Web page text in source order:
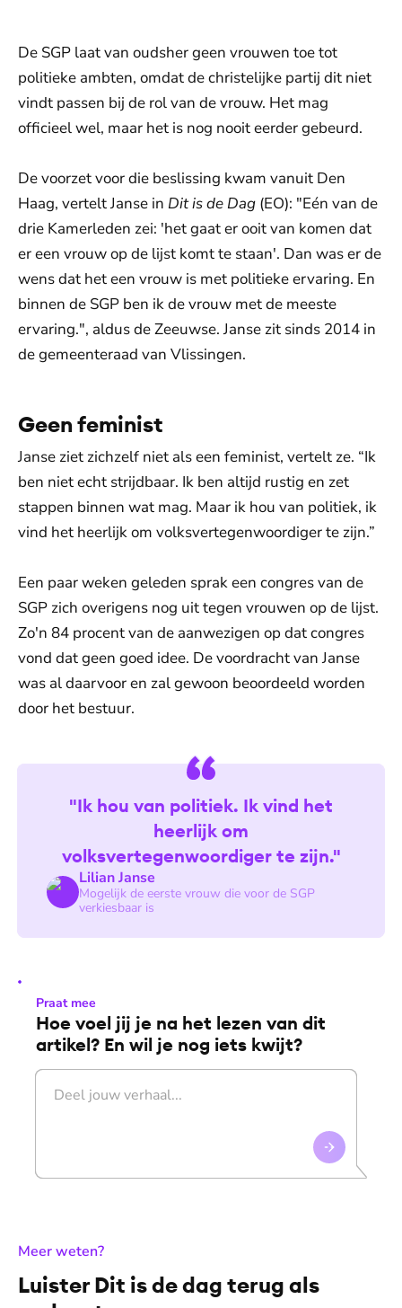
De SGP laat van oudsher geen vrouwen toe tot
politieke ambten, omdat de christelijke partij dit niet
vindt passen bij de rol van de vrouw. Het mag
officieel wel, maar het is nog nooit eerder gebeurd.
De voorzet voor die beslissing kwam vanuit Den
Haag, vertelt Janse in Dit is de Dag (EO): "Eén van de
drie Kamerleden zei: 'het gaat er ooit van komen dat
er een vrouw op de lijst komt te staan'. Dan was er de
wens dat het een vrouw is met politieke ervaring. En
binnen de SGP ben ik de vrouw met de meeste
ervaring.", aldus de Zeeuwse. Janse zit sinds 2014 in
de gemeenteraad van Vlissingen.
Geen feminist
Janse ziet zichzelf niet als een feminist, vertelt ze. “Ik
ben niet echt strijdbaar. Ik ben altijd rustig en zet
stappen binnen wat mag. Maar ik hou van politiek, ik
vind het heerlijk om volksvertegenwoordiger te zijn.”
Een paar weken geleden sprak een congres van de
SGP zich overigens nog uit tegen vrouwen op de lijst.
Zo'n 84 procent van de aanwezigen op dat congres
vond dat geen goed idee. De voordracht van Janse
was al daarvoor en zal gewoon beoordeeld worden
door het bestuur.
Lilian Janse
Mogelijk de eerste vrouw die voor de SGP
verkiesbaar is
"Ik hou van politiek. Ik vind het
heerlijk om
volksvertegenwoordiger te zijn."
Praat mee
Hoe voel jij je na het lezen van dit
artikel? En wil je nog iets kwijt?
Meer weten?:
Luister Dit is de dag terug als